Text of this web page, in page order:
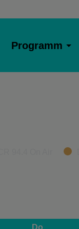
Programm